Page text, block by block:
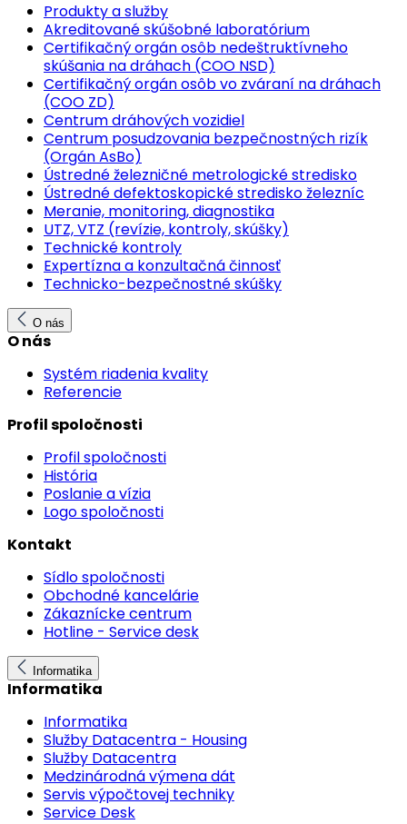
Produkty a služby
Akreditované skúšobné laboratórium
Certifikačný orgán osôb nedeštruktívneho
skúšania na dráhach (COO NSD)
Certifikačný orgán osôb vo zváraní na dráhach
(COO ZD)
Centrum dráhových vozidiel
Centrum posudzovania bezpečnostných rizík
(Orgán AsBo)
Ústredné železničné metrologické stredisko
Ústredné defektoskopické stredisko železníc
Meranie, monitoring, diagnostika
UTZ, VTZ (revízie, kontroly, skúšky)
Technické kontroly
Expertízna a konzultačná činnosť
Technicko-bezpečnostné skúšky
O nás
O nás
Systém riadenia kvality
Referencie
Profil spoločnosti
Profil spoločnosti
História
Poslanie a vízia
Logo spoločnosti
Kontakt
Sídlo spoločnosti
Obchodné kancelárie
Zákaznícke centrum
Hotline - Service desk
Informatika
Informatika
Informatika
Služby Datacentra - Housing
Služby Datacentra
Medzinárodná výmena dát
Servis výpočtovej techniky
Service Desk